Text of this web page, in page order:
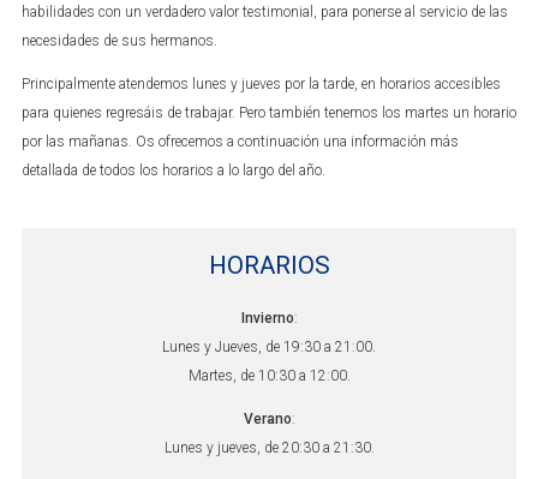
habilidades con un verdadero valor testimonial, para ponerse al servicio de las
necesidades de sus hermanos.
Principalmente atendemos lunes y jueves por la tarde, en horarios accesibles
para quienes regresáis de trabajar. Pero también tenemos los martes un horario
por las mañanas. Os ofrecemos a continuación una información más
detallada de todos los horarios a lo largo del año.
HORARIOS
Invierno:
Lunes y Jueves, de 19:30 a 21:00.
Martes, de 10:30 a 12:00.
Verano:
Lunes y jueves, de 20:30 a 21:30.